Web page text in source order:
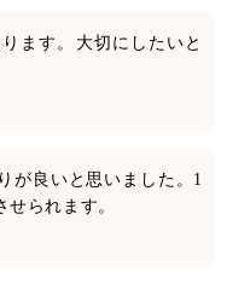
ます。大切にしたいと
が良いと思いました。1
られます。